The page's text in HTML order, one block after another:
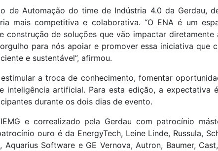
de Automação do time de Indústria 4.0 da Gerdau,
mais competitiva e colaborativa. “O ENA é um
construção de soluções que vão impactar
para nós apoiar e promover essa iniciativa que
e sustentável”, afirmou.
a troca de conhecimento, fomentar
inteligência artificial. Para esta edição, a expectativa
durante os dois dias de evento.
e correalizado pela Gerdau com patrocínio
ouro é da EnergyTech, Leine Linde, Russula,
Software e GE Vernova, Autron, Baumer,